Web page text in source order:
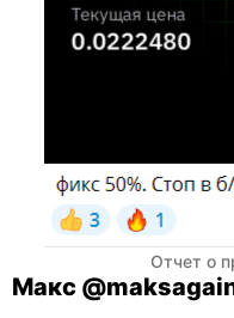
Отчет о
Макс